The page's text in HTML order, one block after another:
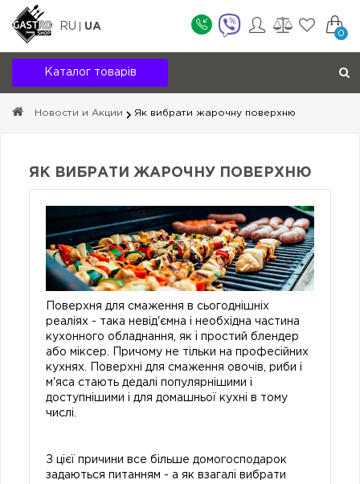
RU UA
0
Каталог товарів
Новости и Акции Як вибрати жарочну поверхню
ЯК ВИБРАТИ ЖАРОЧНУ ПОВЕРХНЮ
Поверхня для смаження в сьогоднішніх
реаліях - така невід'ємна і необхідна частина
кухонного обладнання, як і простий блендер
або міксер. Причому не тільки на професійних
кухнях. Поверхні для смаження овочів, риби і
м'яса стають дедалі популярнішими і
доступнішими і для домашньої кухні в тому
числі.
З цієї причини все більше домогосподарок
задаються питанням - а як взагалі вибрати